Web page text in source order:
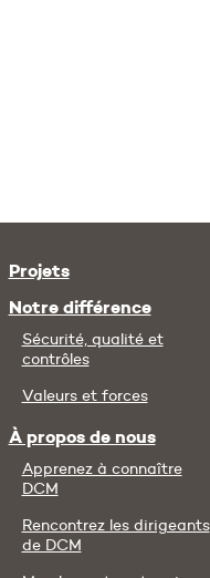
Projets
Notre différence
Sécurité, qualité et
contrôles
Valeurs et forces
À propos de nous
Apprenez à connaître
DCM
Rencontrez les dirigeants
de DCM